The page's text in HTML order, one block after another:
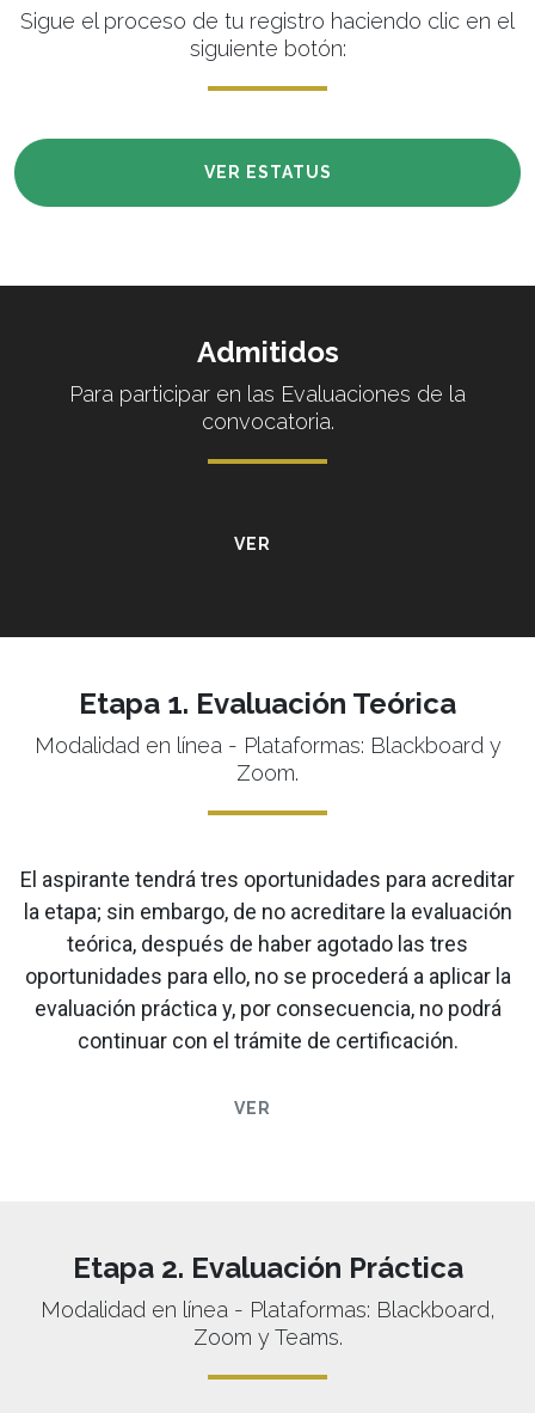
Sigue el proceso de tu registro haciendo clic en el
siguiente botón:
VER ESTATUS
Admitidos
Para participar en las Evaluaciones de la
convocatoria.
VER
Etapa 1. Evaluación Teórica
Modalidad en línea - Plataformas: Blackboard y
Zoom.
El aspirante tendrá tres oportunidades para acreditar
la etapa; sin embargo, de no acreditare la evaluación
teórica, después de haber agotado las tres
oportunidades para ello, no se procederá a aplicar la
evaluación práctica y, por consecuencia, no podrá
continuar con el trámite de certificación.
VER
Etapa 2. Evaluación Práctica
Modalidad en línea - Plataformas: Blackboard,
Zoom y Teams.